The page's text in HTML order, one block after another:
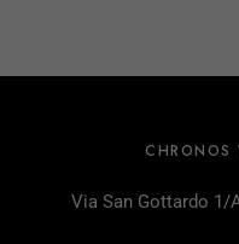
CHRONOS
Via San Gottardo 1/